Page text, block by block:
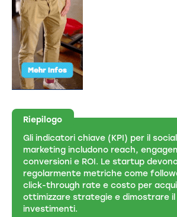
Riepilogo
Gli indicatori chiave (KPI) per il
marketing includono reach,
conversioni e ROI. Le startup
regolarmente metriche come
click-through rate e costo per
ottimizzare strategie e dimostrare il
investimenti.